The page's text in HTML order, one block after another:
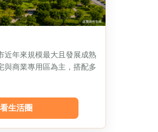
近年來規模最大且發展成熟
與商業專用區為主，搭配多
生活圈